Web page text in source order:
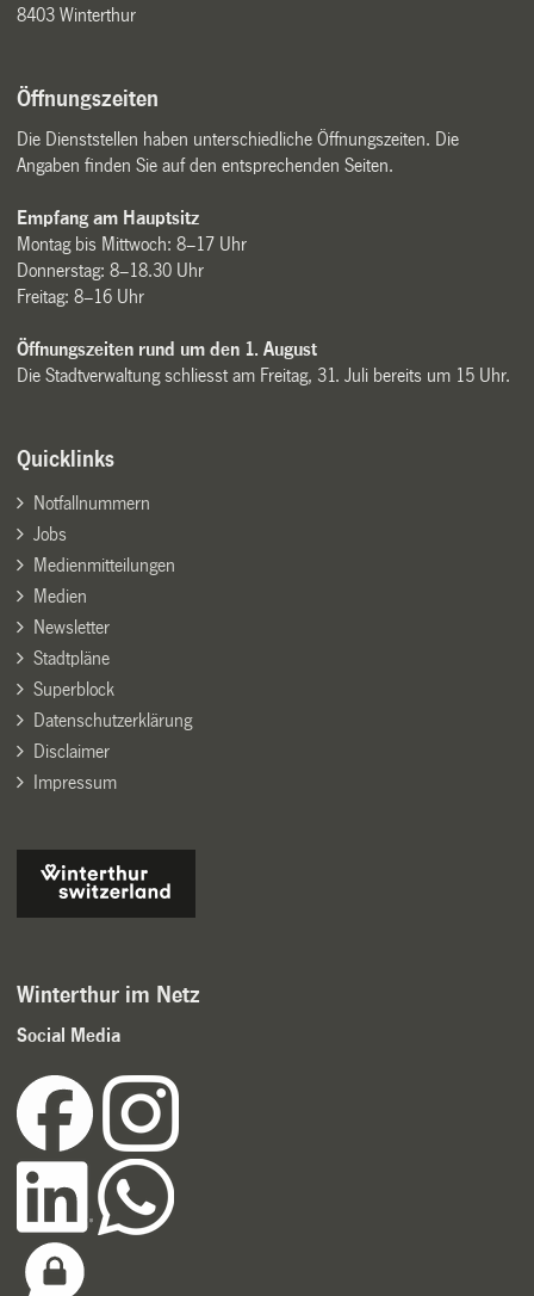
8403 Winterthur
Öffnungszeiten
Die Dienststellen haben unterschiedliche Öffnungszeiten. Die
Angaben finden Sie auf den entsprechenden Seiten.
Empfang am Hauptsitz
Montag bis Mittwoch: 8–17 Uhr
Donnerstag: 8–18.30 Uhr
Freitag: 8–16 Uhr
Öffnungszeiten rund um den 1. August
Die Stadtverwaltung schliesst am Freitag, 31. Juli bereits um 15 Uhr.
Quicklinks
Notfallnummern
Jobs
Medienmitteilungen
Medien
Newsletter
Stadtpläne
Superblock
Datenschutzerklärung
Disclaimer
Impressum
Winterthur im Netz
Social Media